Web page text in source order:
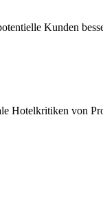
Kunden
Hotelkritiken von